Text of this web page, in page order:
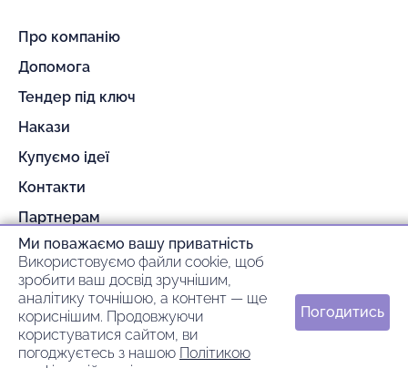
Про компанію
Допомога
Тендер під ключ
Накази
Купуємо ідеї
Контакти
Партнерам
Гарантія та повернення
Оплата та доставка
© 2026 mirroschool
Ми поважаємо вашу приватність
Використовуємо файли cookie, щоб
зробити ваш досвід зручнішим,
аналітику точнішою, а контент — ще
кориснішим. Продовжуючи
користуватися сайтом, ви
погоджуєтесь з нашою Політикою
Погодитись